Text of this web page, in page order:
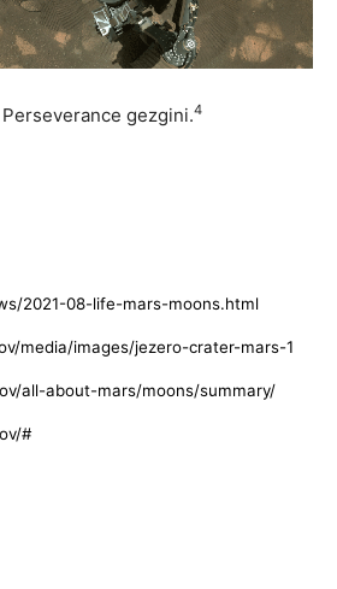
gezgini.4
2021-08-life-mars-moons.html
media/images/jezero-crater-mars-1
all-about-mars/moons/summary/
#